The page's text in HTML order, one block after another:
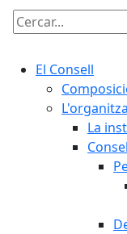
Cercar:
El Consell
La